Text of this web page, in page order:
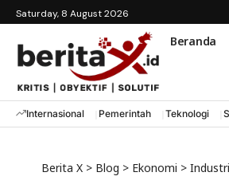
Saturday, 8 August 2026
Beranda
Internasional Pemerintah Teknologi
Berita X > Blog > Ekonomi >